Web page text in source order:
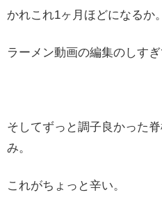
かれこれ1ヶ月ほどになるか。
ラーメン動画の編集のしす
そしてずっと調子良かった
み。
これがちょっと辛い。